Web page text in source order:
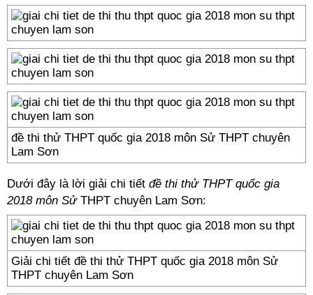
đề thi thử THPT quốc gia 2018 môn Sử THPT chuyên
Lam Sơn
Dưới đây là lời giải chi tiết đề thi thử THPT quốc gia
2018 môn SửTHPT chuyên Lam Sơn:
Giải chi tiết đề thi thử THPT quốc gia 2018 môn Sử
THPT chuyên Lam Sơn